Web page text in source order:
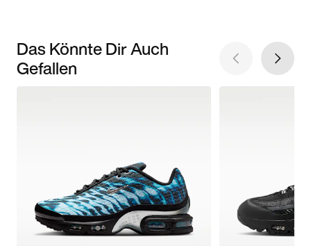
Das Könnte Dir Auch
Gefallen